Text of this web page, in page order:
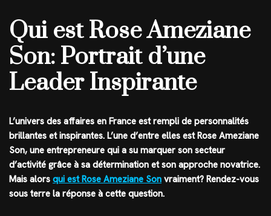
Qui est Rose Ameziane
Son: Portrait d’une
Leader Inspirante
L’univers des affaires en France est rempli de personnalités
brillantes et inspirantes. L’une d’entre elles est Rose Ameziane
Son, une entrepreneure qui a su marquer son secteur
d’activité grâce à sa détermination et son approche novatrice.
Mais alors qui est Rose Ameziane Son vraiment? Rendez-vous
sous terre la réponse à cette question.